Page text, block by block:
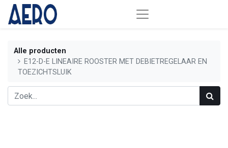
Alle producten
E12-D-E LINEAIRE ROOSTER MET DEBIETREGELAAR EN
TOEZICHTSLUIK